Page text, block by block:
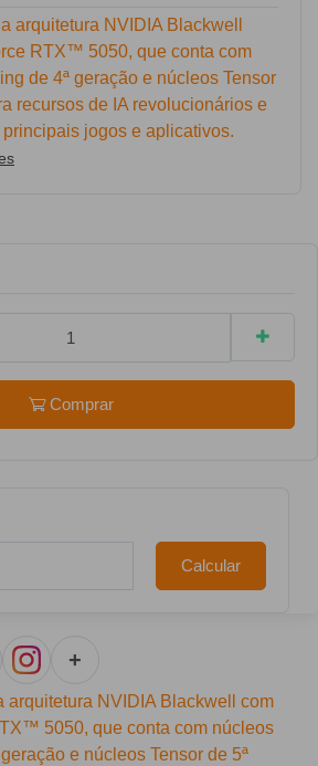
arquitetura NVIDIA Blackwell
RTX™ 5050, que conta com
de 4ª geração e núcleos Tensor
recursos de IA revolucionários e
jogos e aplicativos.
Comprar
Calcular
+
arquitetura NVIDIA Blackwell com
5050, que conta com núcleos
e núcleos Tensor de 5ª